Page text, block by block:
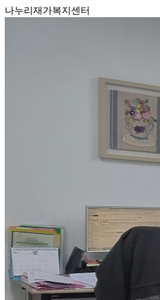
나누리재가복지센터